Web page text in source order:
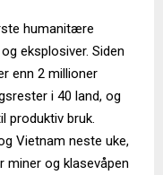
humanitære
eksplosiver. Siden
enn 2 millioner
i 40 land, og
produktiv bruk.
Vietnam neste uke,
miner og klasevåpen